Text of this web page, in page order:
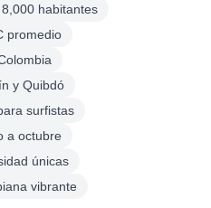
habitantes
promedio
y Quibdó
surfistas
a octubre
únicas
vibrante